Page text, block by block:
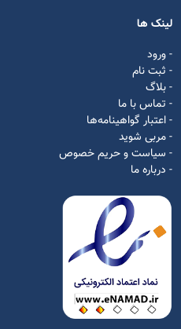
لینک ها
- ورود
- ثبت نام
- بلاگ
- تماس با ما
- اعتبار گواهینامه‌ها
- مربی شوید
- سیاست و حریم خصوص
- درباره ما